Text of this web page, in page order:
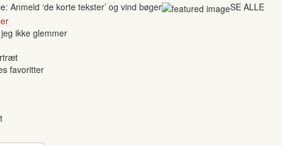
Anmeld ‘de korte tekster’ og vind bøger
SE ALLE
ikke glemmer
favoritter